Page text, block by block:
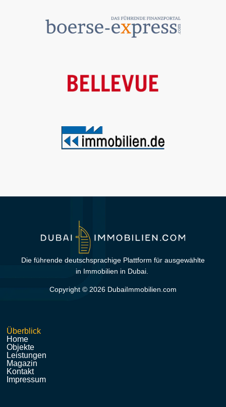
Die führende deutschsprachige Plattform für ausgewählte
in Immobilien in Dubai.
Copyright © 2026 DubaiImmobilien.com
Überblick
Home
Objekte
Leistungen
Magazin
Kontakt
Impressum